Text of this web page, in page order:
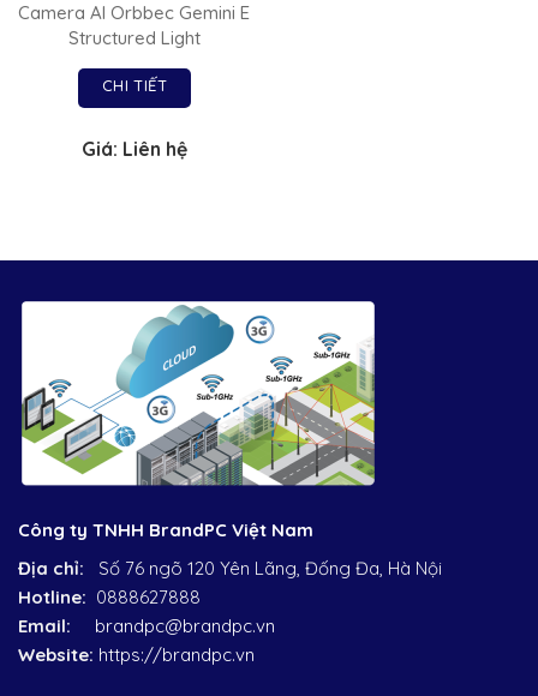
Camera AI Orbbec Gemini E
Structured Light
CHI TIẾT
Giá: Liên hệ
Công ty TNHH BrandPC Việt Nam
Địa chỉ: Số 76 ngõ 120 Yên Lãng, Đống Đa, Hà Nội
Hotline: 0888627888
Email:
brandpc@brandpc.vn
Website: https://brandpc.vn